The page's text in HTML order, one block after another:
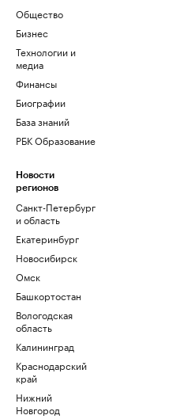
Общество
Бизнес
Технологии и
медиа
Финансы
Биографии
База знаний
РБК Образование
Новости
регионов
Санкт-Петербург
и область
Екатеринбург
Новосибирск
Омск
Башкортостан
Вологодская
область
Калининград
Краснодарский
край
Нижний
Новгород